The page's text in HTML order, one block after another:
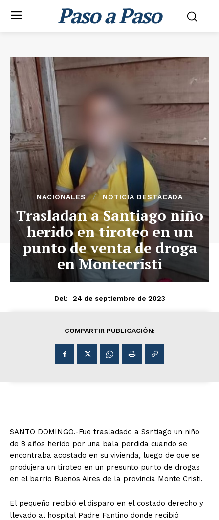
Paso a Paso
NACIONALES NOTICIA DESTACADA
Trasladan a Santiago niño
herido en tiroteo en un
punto de venta de droga
en Montecristi
Del: 24 de septiembre de 2023
COMPARTIR PUBLICACIÓN:
SANTO DOMINGO.-Fue trasladsdo a Ssntiago un niño
de 8 años herido por una bala perdida cuando se
encontraba acostado en su vivienda, luego de que se
produjera un tiroteo en un presunto punto de drogas
en el barrio Buenos Aires de la provincia Monte Cristi.
El pequeño recibió el disparo en el costado derecho y
llevado al hospital Padre Fantino donde recibió